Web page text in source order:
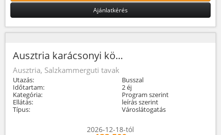
Ajánlatkérés
Ausztria karácsonyi kö...
Ausztria, Salzkammerguti tavak
Utazás:
Busszal
Időtartam:
2 éj
Kategória:
Program szerint
Ellátás:
leírás szerint
Típus:
Városlátogatás
2026-12-18-tól